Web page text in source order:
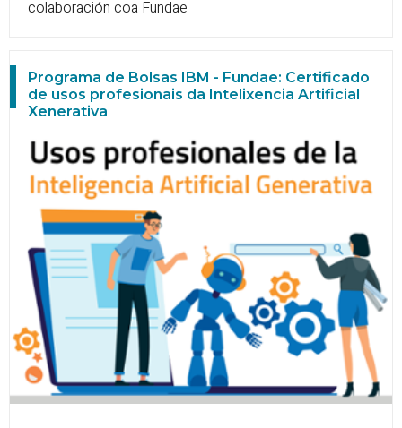
colaboración coa Fundae
Programa de Bolsas IBM - Fundae: Certificado
de usos profesionais da Intelixencia Artificial
Xenerativa